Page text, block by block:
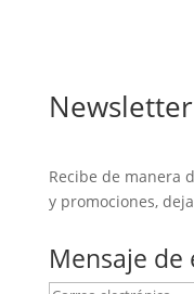
Newsletter
Recibe de manera
y promociones,
Mensaje de